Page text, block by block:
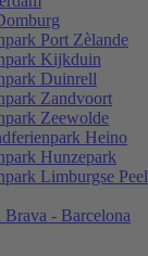
Port Zèlande
Kijkduin
Duinrell
Zandvoort
Zeewolde
Heino
Hunzepark
Limburgse Peel
Brava - Barcelona